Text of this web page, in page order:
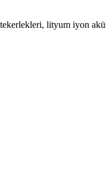
lityum iyon